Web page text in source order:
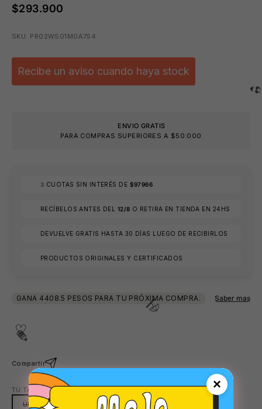
$293.900
SKU: PR02WS01M0A754
Recibe un aviso cuando haya stock
ENVIO GRATIS
PARA COMPRAS SUPERIORES A $50.000
3 CUOTAS SIN INTERÉS DE $97966
RECÍBELOS ANTES DEL 12/8 O RETIRA EN TIENDA EN 24HS
DEVUELVE GRATIS HASTA 30 DÍAS LUEGO DE RECIBIRLOS
PRODUCTOS ORIGINALES Y CERTIFICADOS
Compartir
TU TALLA: ÚNICA
ÚNICA
×